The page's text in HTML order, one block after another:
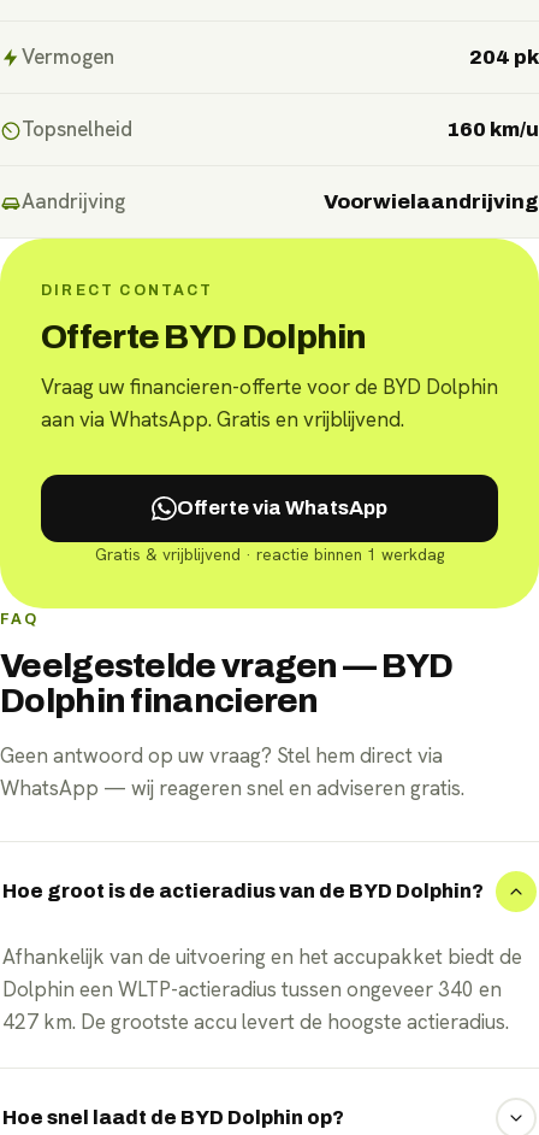
Vermogen 204 pk
Topsnelheid 160 km/u
Aandrijving Voorwielaandrijving
DIRECT CONTACT
Offerte BYD Dolphin
Vraag uw financieren-offerte voor de BYD Dolphin
aan via WhatsApp. Gratis en vrijblijvend.
Offerte via WhatsApp
Gratis & vrijblijvend · reactie binnen 1 werkdag
FAQ
Veelgestelde vragen — BYD
Dolphin financieren
Geen antwoord op uw vraag? Stel hem direct via
WhatsApp — wij reageren snel en adviseren gratis.
Hoe groot is de actieradius van de BYD Dolphin?
Afhankelijk van de uitvoering en het accupakket biedt de
Dolphin een WLTP-actieradius tussen ongeveer 340 en
427 km. De grootste accu levert de hoogste actieradius.
Hoe snel laadt de BYD Dolphin op?